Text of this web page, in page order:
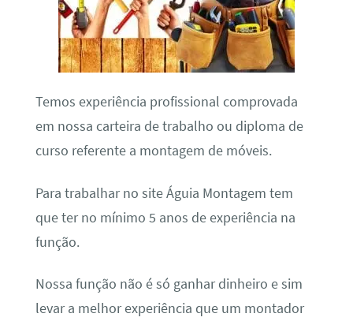
Temos experiência profissional comprovada
em nossa carteira de trabalho ou diploma de
curso referente a montagem de móveis.
Para trabalhar no site Águia Montagem tem
que ter no mínimo 5 anos de experiência na
função.
Nossa função não é só ganhar dinheiro e sim
levar a melhor experiência que um montador